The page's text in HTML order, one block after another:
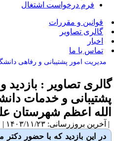
فرم درخواست اشتغال
قوانین و مقررات
گالری تصاویر
اخبار
تماس با ما
مدیریت امور پشتیبانی و رفاهی
تصاویر : بازدید
و خدمات
اعظم شهرستان
بروزرسانی: ۱۴۰۳/۱۱/۲۳ |
در این بازدید که با حضور دکتر